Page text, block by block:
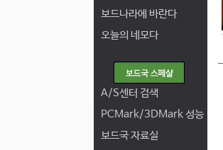
보드나라에 바란다
오늘의 네모다
A/S센터 검색
PCMark/3DMark 성능
보드국 자료실